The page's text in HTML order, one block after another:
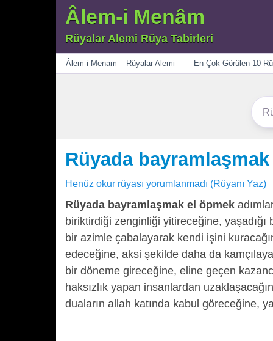
Âlem-i Menâm
Rüyalar Alemi Rüya Tabirleri
Menü
Âlem-i Menam – Rüyalar Alemi En Çok Görülen 10
Rüyada
Henüz okur rüyası yorumlanmadı (Rüyanı Yaz)
Rüyada bayramlaşmak el öpmek
biriktirdiği zenginliği yitireceğine, yaşadığı
bir azimle çabalayarak kendi işini
edeceğine, aksi şekilde daha da
bir döneme gireceğine, eline geçen
haksızlık yapan insanlardan
duaların allah katında kabul göreceğine,